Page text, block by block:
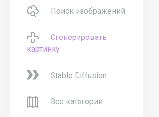
Поиск изображений
Сгенерировать
картинку
Stable Diffusion
Все категории